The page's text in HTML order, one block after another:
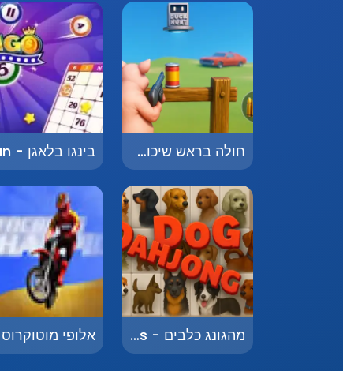
חולה בראש שיכור משוגע - Crazy Drunk Shooter
מהגונג כלבים - Mahjong Dogs